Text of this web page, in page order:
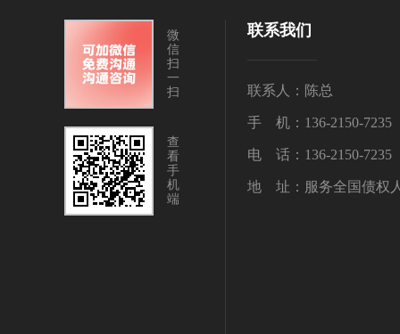
微
信
扫
一
扫
查
看
手
机
端
联系我们
联系人：陈总
手 机：136-2150-7235
电 话：136-2150-7235
地 址：服务全国债权